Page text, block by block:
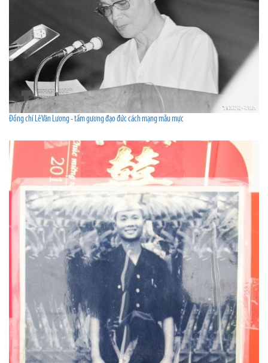
Đồng chí Lê Văn Lương - tấm gương đạo đức cách mạng mẫu mực